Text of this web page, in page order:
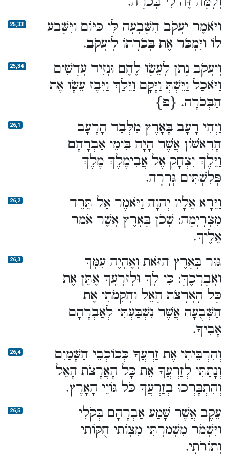
25,33
וַיֹּאמֶר יַעֲקֹב הִשָּׁבְעָה לִּי כַּיּוֹם וַיִּשָּׁבַע
לוֹ וַיִּמְכֹּר אֶת בְּכֹרָתוֹ לְיַעֲקֹב.
25,34
וְיַעֲקֹב נָתַן לְעֵשָׂו לֶחֶם וּנְזִיד עֲדָשִׁים
וַיֹּאכַל וַיֵּשְׁתְּ וַיָּקָם וַיֵּלַךְ וַיִּבֶז עֵשָׂו אֶת
הַבְּכֹרָה. {פ}
26,1
וַיְהִי רָעָב בָּאָרֶץ מִלְּבַד הָרָעָב
הָרִאשׁוֹן אֲשֶׁר הָיָה בִּימֵי אַבְרָהָם
וַיֵּלֶךְ יִצְחָק אֶל אֲבִימֶלֶךְ מֶלֶךְ
פְּלִשְׁתִּים גְּרָרָה.
26,2
וַיֵּרָא אֵלָיו יְהוָה וַיֹּאמֶר אַל תֵּרֵד
מִצְרָיְמָה: שְׁכֹן בָּאָרֶץ אֲשֶׁר אֹמַר
אֵלֶיךָ.
26,3
גּוּר בָּאָרֶץ הַזֹּאת וְאֶהְיֶה עִמְּךָ
וַאֲבָרְכֶךָּ: כִּי לְךָ וּלְזַרְעֲךָ אֶתֵּן אֶת
כָּל הָאֲרָצֹת הָאֵל וַהֲקִמֹתִי אֶת
הַשְּׁבֻעָה אֲשֶׁר נִשְׁבַּעְתִּי לְאַבְרָהָם
אָבִיךָ.
26,4
וְהִרְבֵּיתִי אֶת זַרְעֲךָ כְּכוֹכְבֵי הַשָּׁמַיִם
וְנָתַתִּי לְזַרְעֲךָ אֵת כָּל הָאֲרָצֹת הָאֵל
וְהִתְבָּרְכוּ בְזַרְעֲךָ כֹּל גּוֹיֵי הָאָרֶץ.
26,5
עֵקֶב אֲשֶׁר שָׁמַע אַבְרָהָם בְּקֹלִי
וַיִּשְׁמֹר מִשְׁמַרְתִּי מִצְו‍ֹתַי חֻקּוֹתַי
וְתוֹרֹתָי.